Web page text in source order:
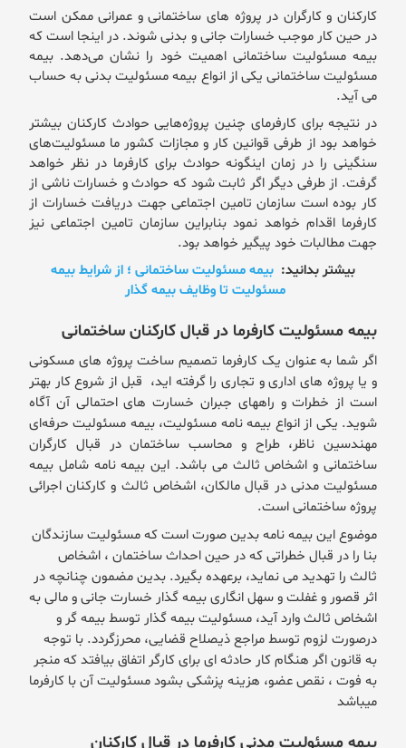
کارکنان و کارگران در پروژه‌ های ساختمانی و عمرانی ممکن است
در حین کار موجب خسارات جانی و بدنی شوند. در اینجا است که
بیمه مسئولیت ساختمانی اهمیت خود را نشان می‌دهد. بیمه
مسئولیت ساختمانی یکی از انواع بیمه مسئولیت بدنی به حساب
می آید.
در نتیجه برای کارفرمای چنین پروژه‌هایی حوادث کارکنان بیشتر
خواهد بود از طرفی قوانین کار و مجازات کشور ما مسئولیت‌های
سنگینی را در زمان اینگونه حوادث برای کارفرما در نظر خواهد
گرفت. از طرفی دیگر اگر ثابت شود که حوادث و خسارات ناشی از
کار بوده است سازمان تامین اجتماعی جهت دریافت خسارات از
کارفرما اقدام خواهد نمود بنابراین سازمان تامین اجتماعی نیز
جهت مطالبات خود پیگیر خواهد بود.
بیشتر بدانید: بیمه مسئولیت ساختمانی ؛ از شرایط بیمه
مسئولیت تا وظایف بیمه گذار
بیمه مسئولیت کارفرما در قبال کارکنان ساختمانی
اگر شما به عنوان یک کارفرما تصمیم ساخت پروژه های مسکونی
و یا پروژه های اداری و تجاری را گرفته اید، قبل از شروع کار بهتر
است از خطرات و راههای جبران خسارت های احتمالی آن آگاه
شوید. یکی از انواع بیمه نامه مسئولیت، بیمه مسئولیت حرفه‌ای
مهندسین ناظر، طراح و محاسب ساختمان در قبال کارگران
ساختمانی و اشخاص ثالث می باشد. این بیمه نامه شامل بیمه
مسئولیت مدنی در قبال مالکان، اشخاص ثالث و کارکنان اجرائی
پروژه ساختمانی است.
موضوع این بیمه نامه بدین صورت است که مسئولیت سازندگان
بنا را در قبال خطراتی که در حین احداث ساختمان ، اشخاص
ثالث را تهدید می نماید، برعهده بگیرد. بدین مضمون چنانچه در
اثر قصور و غفلت و سهل انگاری بیمه گذار خسارت جانی و مالی به
اشخاص ثالث وارد آید، مسئولیت بیمه گذار توسط بیمه گر و
درصورت لزوم توسط مراجع ذیصلاح قضایی، محرزگردد. با توجه
به قانون اگر هنگام کار حادثه ای برای کارگر اتفاق بیافتد که منجر
به فوت ، نقص عضو، هزینه پزشکی بشود مسئولیت آن با کارفرما
میباشد
بیمه مسئولیت مدنی کارفرما در قبال کارکنان